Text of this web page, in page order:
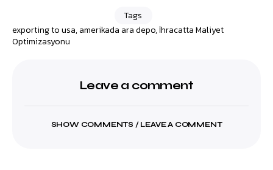
Tags
exporting to usa, amerikada ara depo, İhracatta Maliyet
Optimizasyonu
Leave a comment
SHOW COMMENTS / LEAVE A COMMENT